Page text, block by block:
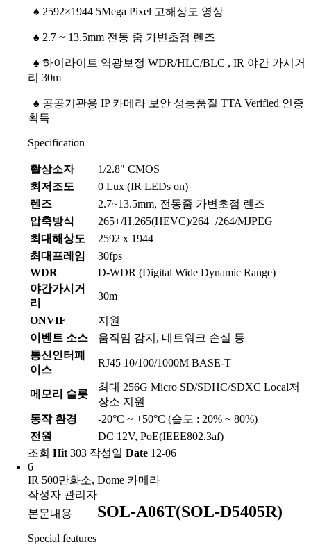
♠ 2592×1944 5Mega Pixel 고해상도 영상
♠ 2.7 ~ 13.5mm 전동 줌 가변초점 렌즈
♠ 하이라이트 역광보정 WDR/HLC/BLC , IR 야간 가시거
리 30m
♠ 공공기관용 IP 카메라 보안 성능품질 TTA Verified 인증
획득
Specification
촬상소자
1/2.8" CMOS
최저조도
0 Lux (IR LEDs on)
렌즈
2.7~13.5mm, 전동줌 가변초점 렌즈
압축방식
265+/H.265(HEVC)/264+/264/MJPEG
최대해상도
2592 x 1944
최대프레임
30fps
WDR
D-WDR (Digital Wide Dynamic Range)
야간가시거
리
30m
ONVIF
지원
이벤트 소스
움직임 감지, 네트워크 손실 등
통신인터페
이스
RJ45 10/100/1000M BASE-T
메모리 슬롯
최대 256G Micro SD/SDHC/SDXC Local저
장소 지원
동작 환경
-20°C ~ +50°C (습도 : 20% ~ 80%)
전원
DC 12V, PoE(IEEE802.3af)
조회 Hit 303 작성일 Date 12-06
6
IR 500만화소, Dome 카메라
작성자 관리자
본문내용
SOL-A06T(SOL-D5405R)
Special features